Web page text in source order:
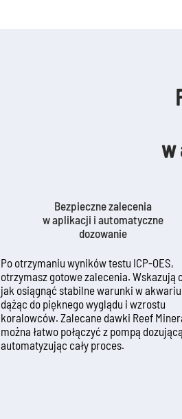
w
Bezpieczne zalecenia
w aplikacji i automatyczne
dozowanie
Po otrzymaniu wyników testu ICP-OES,
otrzymasz gotowe zalecenia. Wskazują
jak osiągnąć stabilne warunki w
dążąc do pięknego wyglądu i wzrostu
koralowców. Zalecane dawki Reef
można łatwo połączyć z pompą
automatyzując cały proces.